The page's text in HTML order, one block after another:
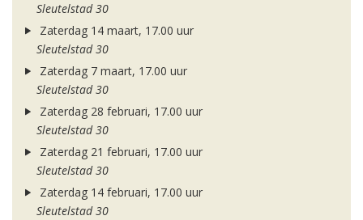
Sleutelstad 30
Zaterdag 14 maart, 17.00 uur
Sleutelstad 30
Zaterdag 7 maart, 17.00 uur
Sleutelstad 30
Zaterdag 28 februari, 17.00 uur
Sleutelstad 30
Zaterdag 21 februari, 17.00 uur
Sleutelstad 30
Zaterdag 14 februari, 17.00 uur
Sleutelstad 30